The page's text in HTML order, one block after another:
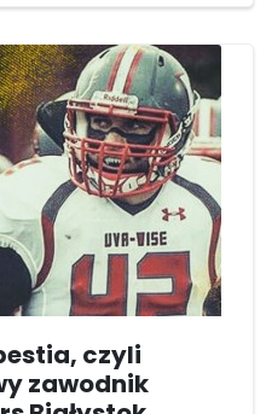
czyli
zawodnik